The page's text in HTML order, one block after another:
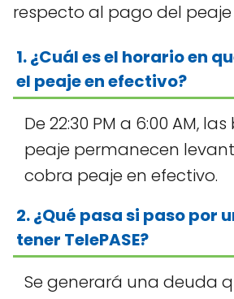
respecto al pago del peaje
1. ¿Cuál es el horario en
el peaje en efectivo?
De 22:30 PM a 6:00 AM,
peaje permanecen
cobra peaje en efectivo.
2. ¿Qué pasa si paso por
tener TelePASE?
Se generará una deuda